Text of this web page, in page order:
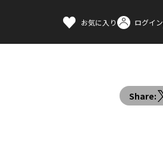
お気に入り ログイン
Share: